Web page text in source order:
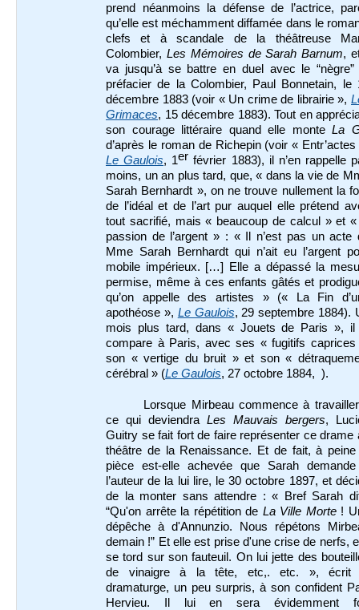
prend néanmoins la défense de l’actrice,
qu’elle est méchamment diffamée dans le
clefs et à scandale de la théâtreuse
Colombier, Les Mémoires de Sarah Barnum,
va jusqu’à se battre en duel avec le “nègre”
préfacier de la Colombier, Paul Bonnetain, le
décembre 1883 (voir « Un crime de librairie »,
Grimaces, 15 décembre 1883). Tout en
son courage littéraire quand elle monteLa
d’après le roman de Richepin (voir « Entr’actes
Le Gaulois, 1er février 1883), il n’en rappelle
moins, un an plus tard, que, « dans la vie de
Sarah Bernhardt », on ne trouve nullement la
de l’idéal et de l’art pur auquel elle prétend
tout sacrifié, mais « beaucoup de calcul » et
passion de l’argent » : « Il n’est pas un acte
Mme Sarah Bernhardt qui n’ait eu l’argent
mobile impérieux. […] Elle a dépassé la
permise, même à ces enfants gâtés et
qu’on appelle des artistes » (« La Fin
apothéose », Le Gaulois, 29 septembre 1884).
mois plus tard, dans « Jouets de Paris », il
compare à Paris, avec ses « fugitifs caprices
son « vertige du bruit » et son «
cérébral » (Le Gaulois, 27 octobre 1884, ).
Lorsque Mirbeau commence à
ce qui deviendra Les Mauvais bergers,
Guitry se fait fort de faire représenter ce drame
théâtre de la Renaissance. Et de fait, à
pièce est-elle achevée que Sarah
l’auteur de la lui lire, le 30 octobre 1897, et
de la monter sans attendre : « Bref Sarah
“Qu'on arrête la répétition de La Ville Morte!
dépêche à d'Annunzio. Nous répétons
demain !” Et elle est prise d'une crise de nerfs,
se tord sur son fauteuil. On lui jette des
de vinaigre à la tête, etc,. etc. », écrit
dramaturge, un peu surpris, à son confident
Hervieu. Il lui en sera évidemment